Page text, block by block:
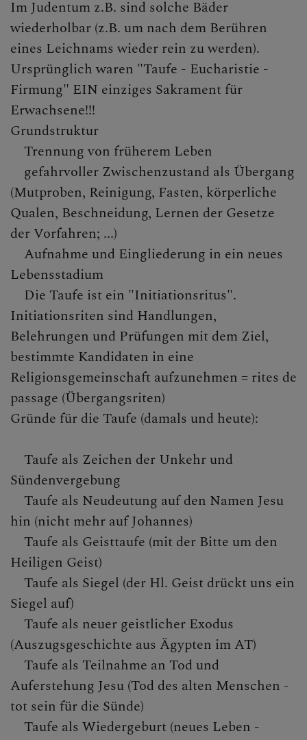
Inhaltliches zur Taufe
Geschichte der Taufe
Die Kindertaufe
Der Name - Namenstag
Die Tauffeier
Bibelstellen zur Tauffeier
Mögliche Fürbitten
Mögliche Segensgebete für
das Kind
Taufpaten
Religiöse Früherziehung
Einladungen unserer Pfarre
Erstkommunion
Krankenkommunion
Firmung
Ehe
Beichte
Krankensalbung
Begräbnis
Haus- und Wohnungssegnung
Wiederaufnahme in die Kirche
Im Judentum z.B. sind solche Bäder
wiederholbar (z.B. um nach dem Berühren
eines Leichnams wieder rein zu werden).
Ursprünglich waren "Taufe - Eucharistie -
Firmung" EIN einziges Sakrament für
Erwachsene!!!
Grundstruktur
Trennung von früherem Leben
gefahrvoller Zwischenzustand als Übergang
(Mutproben, Reinigung, Fasten, körperliche
Qualen, Beschneidung, Lernen der Gesetze
der Vorfahren; ...)
Aufnahme und Eingliederung in ein neues
Lebensstadium
Die Taufe ist ein "Initiationsritus".
Initiationsriten sind Handlungen,
Belehrungen und Prüfungen mit dem Ziel,
bestimmte Kandidaten in eine
Religionsgemeinschaft aufzunehmen = rites de
passage (Übergangsriten)
Gründe für die Taufe (damals und heute):
Taufe als Zeichen der Unkehr und
Sündenvergebung
Taufe als Neudeutung auf den Namen Jesu
hin (nicht mehr auf Johannes)
Taufe als Geisttaufe (mit der Bitte um den
Heiligen Geist)
Taufe als Siegel (der Hl. Geist drückt uns ein
Siegel auf)
Taufe als neuer geistlicher Exodus
(Auszugsgeschichte aus Ägypten im AT)
Taufe als Teilnahme an Tod und
Auferstehung Jesu (Tod des alten Menschen -
tot sein für die Sünde)
Taufe als Wiedergeburt (neues Leben -